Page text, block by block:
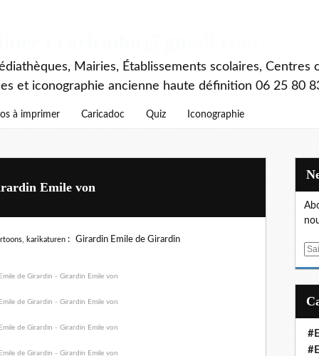
Mairies, Établissements scolaires, Centres
et iconographie ancienne haute définition 06 25 80
à imprimer Caricadoc Quiz Iconographie
Emile von
karikaturen : Girardin Emile de Girardin
E